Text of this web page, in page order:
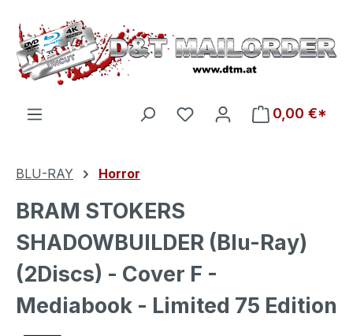
Zum Hauptinhalt springen
Du hast 0 Produkte auf
0,00 €*
BLU-RAY Horror
BRAM STOKERS
SHADOWBUILDER (Blu-Ray)
(2Discs) - Cover F -
Mediabook - Limited 75 Edition